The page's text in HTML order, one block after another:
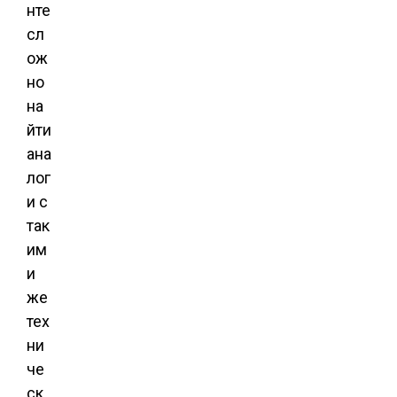
нте
сл
ож
но
на
йти
ана
лог
и с
так
им
и
же
тех
ни
че
ск